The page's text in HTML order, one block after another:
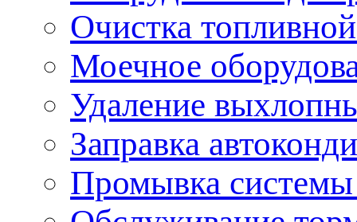
Очистка
Моечное
Удаление
Заправка
Промывка